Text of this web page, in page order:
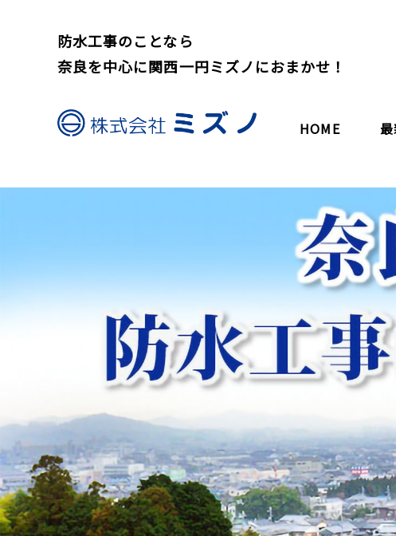
防水工事のことなら
奈良を中心に関西一円ミズノにおまかせ！
HOME